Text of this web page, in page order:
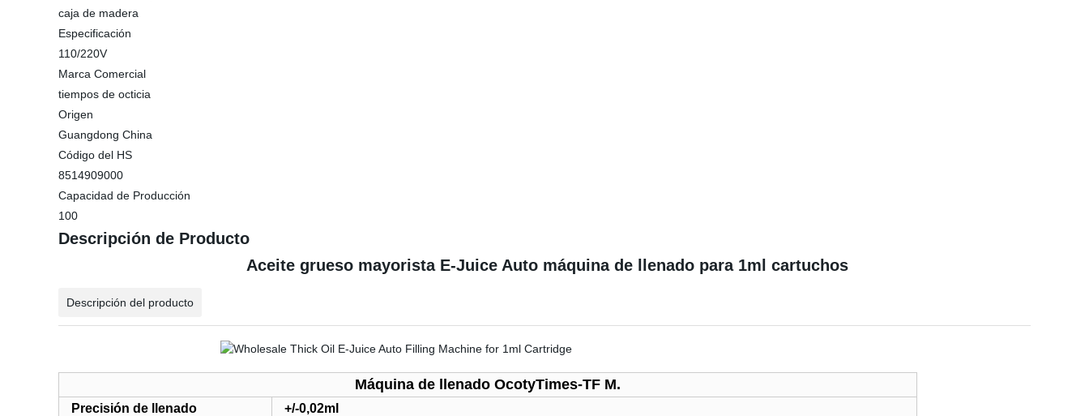
caja de madera
Especificación
110/220V
Marca Comercial
tiempos de octicia
Origen
Guangdong China
Código del HS
8514909000
Capacidad de Producción
100
Descripción de Producto
Aceite grueso mayorista E-Juice Auto máquina de llenado para 1ml cartuchos
Descripción del producto
Máquina de llenado OcotyTimes-TF M.
Precisión de llenado
+/-0,02ml